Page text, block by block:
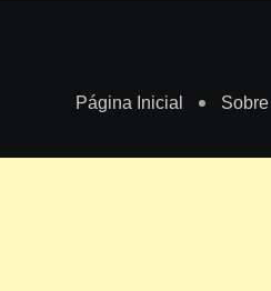
Página Inicial Sobre